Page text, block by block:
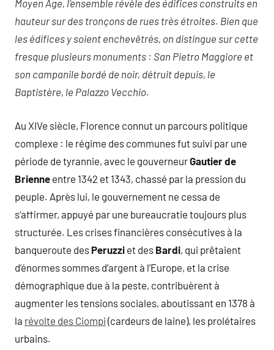
Moyen Âge, l’ensemble révèle des édifices construits en
hauteur sur des tronçons de rues très étroites. Bien que
les édifices y soient enchevêtrés, on distingue sur cette
fresque plusieurs monuments : San Pietro Maggiore et
son campanile bordé de noir, détruit depuis, le
Baptistère, le Palazzo Vecchio.
Au XIVe siècle, Florence connut un parcours politique
complexe : le régime des communes fut suivi par une
période de tyrannie, avec le gouverneurGautier de
Brienne entre 1342 et 1343, chassé par la pression du
peuple. Après lui, le gouvernement ne cessa de
s’affirmer, appuyé par une bureaucratie toujours plus
structurée. Les crises financières consécutives à la
banqueroute des Peruzzi et des Bardi, qui prêtaient
d’énormes sommes d’argent à l’Europe, et la crise
démographique due à la peste, contribuèrent à
augmenter les tensions sociales, aboutissant en 1378 à
la révolte des Ciompi (cardeurs de laine), les prolétaires
urbains.